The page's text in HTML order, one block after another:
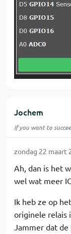
Jochem
If you want to
zondag 22 maart
Ah, dan is het
wel wat meer
Ik heb ze op
originele relais
Jammer dat de